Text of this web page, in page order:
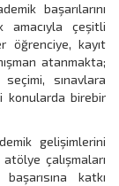
başarılarını
amacıyla çeşitli
öğrenciye, kayıt
atanmakta;
sınavlara
konularda birebir
gelişimlerini
çalışmaları
katkı